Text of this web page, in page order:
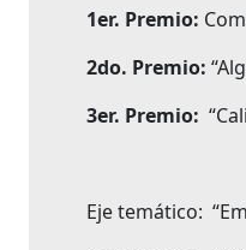
1er. Premio:
2do. Premio:
3er. Premio:
Eje temático: